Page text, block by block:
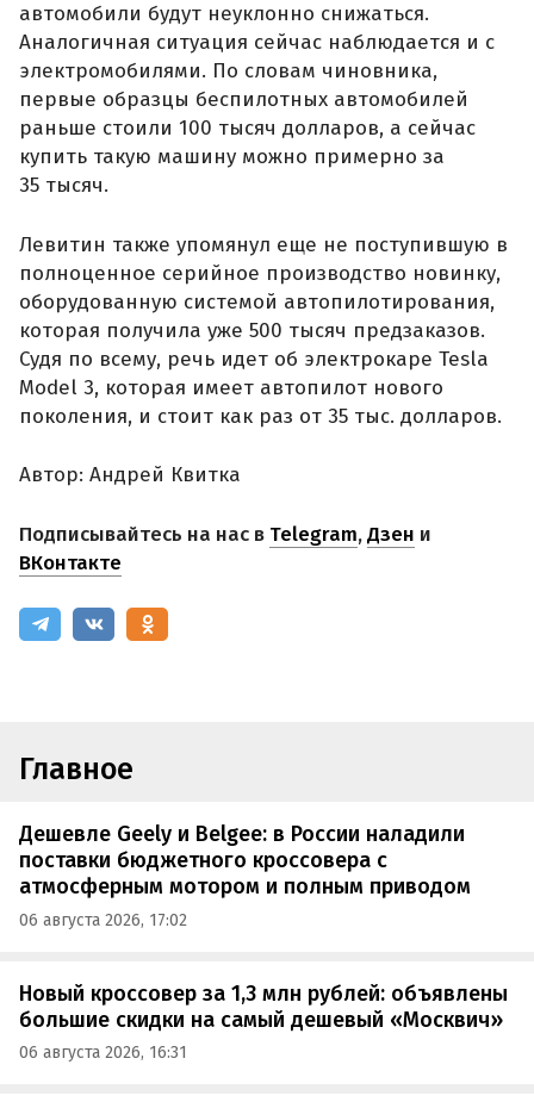
автомобили будут неуклонно снижаться.
Аналогичная ситуация сейчас наблюдается и с
электромобилями. По словам чиновника,
первые образцы беспилотных автомобилей
раньше стоили 100 тысяч долларов, а сейчас
купить такую машину можно примерно за
35 тысяч.
Левитин также упомянул еще не поступившую в
полноценное серийное производство новинку,
оборудованную системой автопилотирования,
которая получила уже 500 тысяч предзаказов.
Судя по всему, речь идет об электрокаре Tesla
Model 3, которая имеет автопилот нового
поколения, и стоит как раз от 35 тыс. долларов.
Автор: Андрей Квитка
Подписывайтесь на нас в Telegram,Дзен и
ВКонтакте
Главное
Дешевле Geely и Belgee: в России наладили
поставки бюджетного кроссовера с
атмосферным мотором и полным приводом
06 августа 2026, 17:02
Новый кроссовер за 1,3 млн рублей: объявлены
большие скидки на самый дешевый «Москвич»
06 августа 2026, 16:31